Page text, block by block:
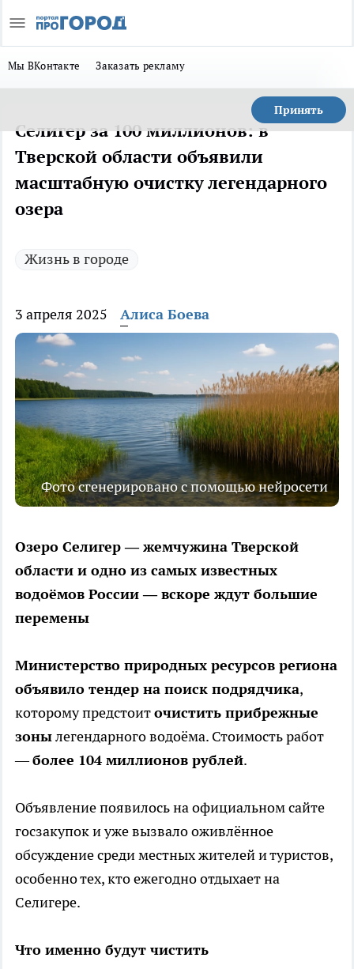
Мы ВКонтакте Заказать рекламу
Принять
Селигер за 100 миллионов: в
Тверской области объявили
масштабную очистку легендарного
озера
Жизнь в городе
3 апреля 2025 Алиса Боева
Фото сгенерировано с помощью нейросети
Озеро Селигер — жемчужина Тверской
области и одно из самых известных
водоёмов России — вскоре ждут большие
перемены
Министерство природных ресурсов региона
объявило тендер на поиск подрядчика,
которому предстоиточистить прибрежные
зонылегендарного водоёма. Стоимость работ
—более 104 миллионов рублей.
Объявление появилось на официальном сайте
госзакупок и уже вызвало оживлённое
обсуждение среди местных жителей и туристов,
особенно тех, кто ежегодно отдыхает на
Селигере.
Что именно будут чистить